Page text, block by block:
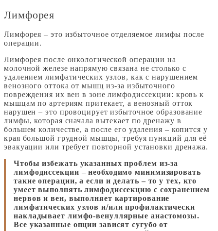
Лимфорея
Лимфорея – это избыточное отделяемое лимфы после
операции.
Лимфорея после онкологической операции на
молочной железе напрямую связана не столько с
удалением лимфатических узлов, как с нарушением
венозного оттока от мышц из-за избыточного
повреждения их вен в зоне лимфодиссекции: кровь к
мышцам по артериям притекает, а венозный отток
нарушен – это провоцирует избыточное образование
лимфы, которая сначала вытекает по дренажу в
большем количестве, а после его удаления – копится у
края большой грудной мышцы, требуя пункций для её
эвакуации или требует повторной установки дренажа.
Чтобы избежать указанных проблем из-за
лимфодиссекции – необходимо минимизировать
такие операции, а если и делать – то у тех, кто
умеет выполнять лимфодиссекцию с сохранением
нервов и вен, выполняет картирование
лимфатических узлов и/или профилактически
накладывает лимфо-венуллярные анастомозы.
Все указанные опции зависят сугубо от